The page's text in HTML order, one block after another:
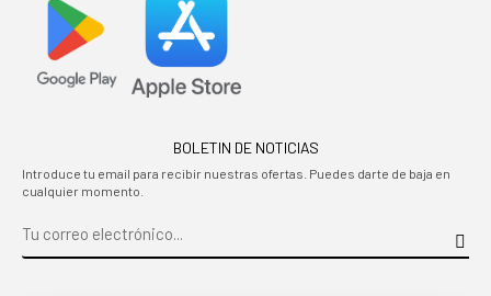
BOLETIN DE NOTICIAS
Introduce tu email para recibir nuestras ofertas. Puedes darte de baja en
cualquier momento.